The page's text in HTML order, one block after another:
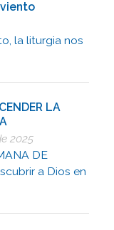
la liturgia nos
LA
2025
DE
a Dios en